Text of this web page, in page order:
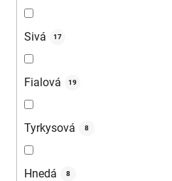
Sivá 17
Fialová 19
Tyrkysová 8
Hnedá 8